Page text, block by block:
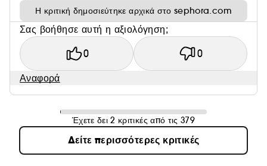
Η κριτική δημοσιεύτηκε αρχικά στο sephora.com
Σας βοήθησε αυτή η αξιολόγηση;
0 0
Αναφορά
Έχετε δει 2 κριτικές από τις 379
Δείτε περισσότερες κριτικές